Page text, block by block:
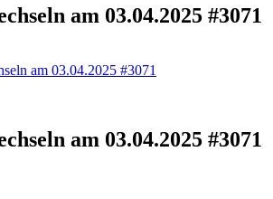
am 03.04.2025 #3071
am 03.04.2025 #3071
am 03.04.2025 #3071